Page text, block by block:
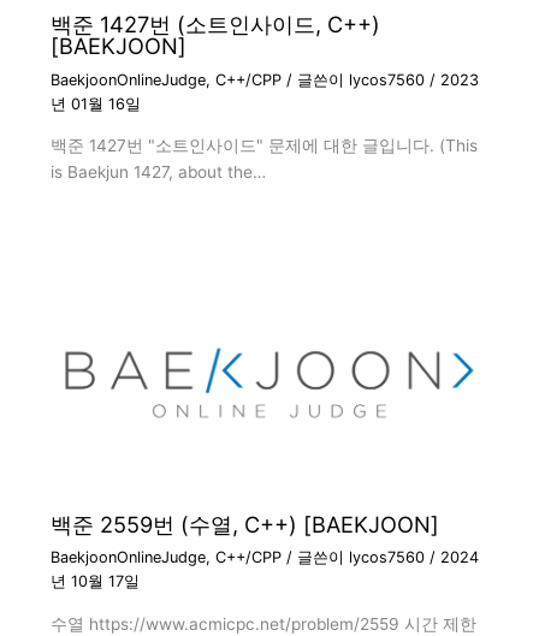
백준 1427번 (소트인사이드, C++)
[BAEKJOON]
BaekjoonOnlineJudge, C++/CPP/ 글쓴이 lycos7560 / 2023
년 01월 16일
백준 1427번 "소트인사이드" 문제에 대한 글입니다. (This
is Baekjun 1427, about the…
백준 2559번 (수열, C++) [BAEKJOON]
BaekjoonOnlineJudge, C++/CPP/ 글쓴이 lycos7560 / 2024
년 10월 17일
수열 https://www.acmicpc.net/problem/2559 시간 제한